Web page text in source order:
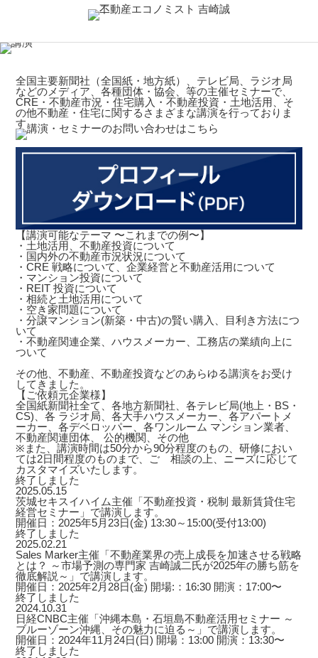
全国主要新聞社（全国紙・地方紙）、テレビ局、ラジオ局
などのメディア、各種団体・協会、等の主催セミナーで、
CRE・不動産市況・住宅購入・不動産投資・土地活用、そ
の他不動産・住宅に関するさまざまな講演を行っておりま
す。
【講演可能なテーマ 〜これまでの例〜】
・土地活用、不動産投資について
・国内外の不動産市況状況について
・CRE 戦略について、企業経営と不動産活用について
・マンション投資について
・REIT 投資について
・相続と土地活用について
・空き家問題について
・分譲マンション(新築・中古)の賢い購入、目利き方法につ
いて
・不動産関連企業、ハウスメーカー、工務店の業績向上に
ついて
その他、不動産、不動産投資などのあらゆる講演をお受け
してきました。
【ご依頼元企業様】
全国紙新聞社全て、各地方新聞社、各テレビ局(地上・BS・
CS)、各 ラジオ局、各大手ハウスメーカー、各アパートメ
ーカー、各デベロッパー、各ワンルーム マンション業者、
不動産関連団体、 公的機関、その他
※また、講演時間は50分から90分程度のもの、研修におい
ては2日間程度のものまで、ご゙相談の上、ニーズに応じて
カスタマイズいたします。
終了しました
2025.05.15
茨城セキスイハイム主催「不動産投資・税制 最新賃貸住宅
経営セミナー」で講演します。
開催日：2025年5月23日(金) 13:30～15:00(受付13:00)
終了しました
2025.02.21
Sales Marker主催「不動産業界の売上成長を加速させる戦略
とは？ ～市場予測の専門家 吉崎誠二氏が2025年の勝ち筋を
徹底解説～」で講演します。
開催日：2025年2月28日(金) 開場:：16:30 開演：17:00〜
終了しました
2024.10.31
日経CNBC主催「沖縄本島・石垣島不動産活用セミナー ～
ブルーゾーン沖縄、その魅力に迫る～」で講演します。
開催日：2024年11月24日(日) 開場：13:00 開演：13:30〜
終了しました